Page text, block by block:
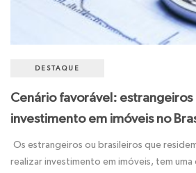
DESTAQUE
Cenário favorável: estrangeiros
investimento em imóveis no
Os estrangeiros ou brasileiros que
realizar investimento em imóveis, tem